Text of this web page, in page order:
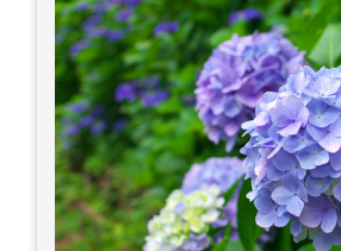
し巻き卵はとてもおいしかった
のハスは時期が早かったですが
うなぁ。 それでは、皆さん、梅雨冷えの日もござ
いますが、お元気でお過ごし下